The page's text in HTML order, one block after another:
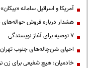
آمریکا و اسرائیل سامانه
هشدار درباره فروش
۷ توصیه برای آغاز نویسندگی
احیای شن‌چاله‌های جنوب تهران
خادمیان: هیچ شفیعی برای زن